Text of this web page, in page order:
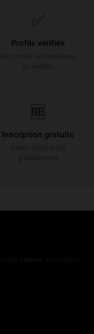
✅
Profils vérifiés
🆓
Inscription gratuite